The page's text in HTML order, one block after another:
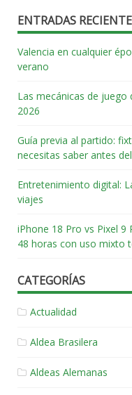
ENTRADAS
Valencia en cualquier
verano
Las mecánicas de
2026
Guía previa al partido:
necesitas saber antes
Entretenimiento digital:
viajes
iPhone 18 Pro vs Pixel
48 horas con uso mixto
CATEGORÍAS
Actualidad
Aldea Brasilera
Aldeas Alemanas